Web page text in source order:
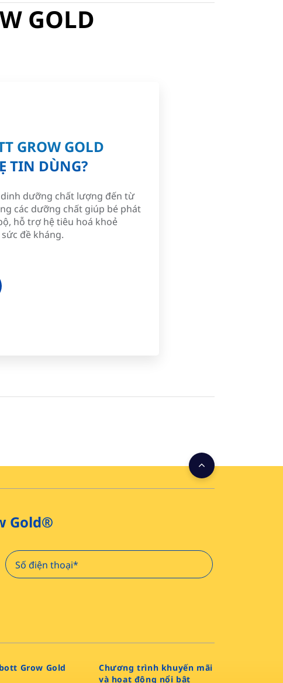
GOLD
GROW GOLD
TIN DÙNG?
dưỡng chất lượng đến từ
các dưỡng chất giúp bé phát
hỗ trợ hệ tiêu hoá khoẻ
đề kháng.
Gold®
Grow Gold
Chương trình khuyến mãi
và hoạt động nổi bật